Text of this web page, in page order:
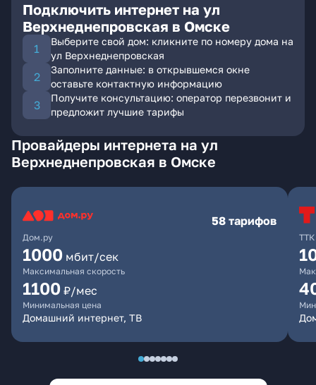
Подключить интернет на ул
Верхнеднепровская в Омске
Выберите свой дом: кликните по номеру дома на
ул Верхнеднепровская
Заполните данные: в открывшемся окне
оставьте контактную информацию
Получите консультацию: оператор перезвонит и
предложит лучшие тарифы
Провайдеры интернета на ул
Верхнеднепровская в Омске
Дом.ру
58 тарифов
1000 мбит/сек
Максимальная скорость
1100 ₽/мес
Минимальная цена
Домашний интернет, ТВ
ТТК